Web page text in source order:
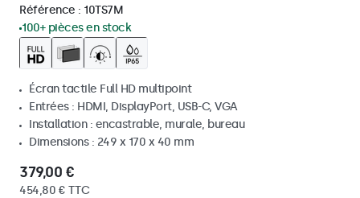
Référence : 10TS7M
100+ pièces en stock
Écran tactile Full HD multipoint
Entrées : HDMI, DisplayPort, USB-C, VGA
Installation : encastrable, murale, bureau
Dimensions : 249 x 170 x 40 mm
379,00 €
454,80 € TTC